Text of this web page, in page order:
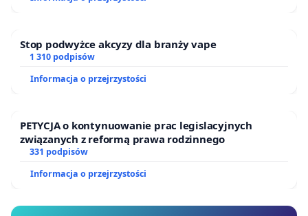
Stop podwyżce akcyzy dla branży vape
1 310 podpisów
Informacja o przejrzystości
PETYCJA o kontynuowanie prac legislacyjnych
związanych z reformą prawa rodzinnego
331 podpisów
Informacja o przejrzystości